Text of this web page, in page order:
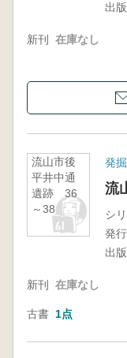
出
新刊 在庫なし
流山市後
平井中通
遺跡 36
～38
発
流
シ
発行
出
新刊 在庫なし
古書 1点